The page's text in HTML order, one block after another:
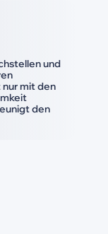
und
mit den
den